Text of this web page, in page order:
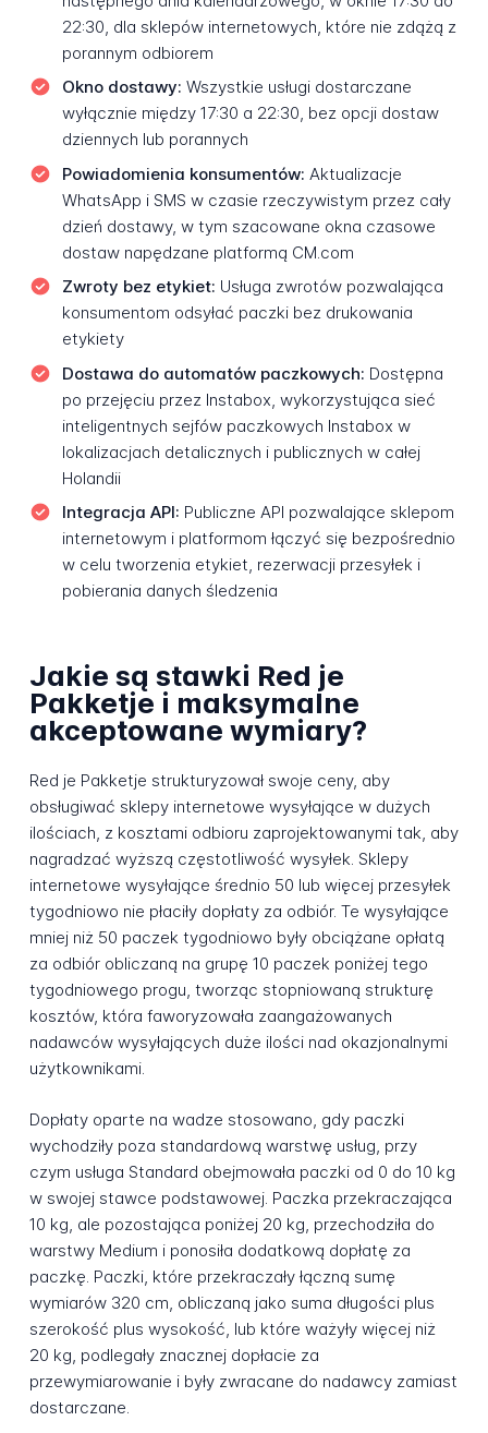
22:30, dla sklepów internetowych, które nie zdążą z
porannym odbiorem
Okno dostawy: Wszystkie usługi dostarczane
wyłącznie między 17:30 a 22:30, bez opcji dostaw
dziennych lub porannych
Powiadomienia konsumentów: Aktualizacje
WhatsApp i SMS w czasie rzeczywistym przez cały
dzień dostawy, w tym szacowane okna czasowe
dostaw napędzane platformą CM.com
Zwroty bez etykiet: Usługa zwrotów pozwalająca
konsumentom odsyłać paczki bez drukowania
etykiety
Dostawa do automatów paczkowych: Dostępna
po przejęciu przez Instabox, wykorzystująca sieć
inteligentnych sejfów paczkowych Instabox w
lokalizacjach detalicznych i publicznych w całej
Holandii
Integracja API: Publiczne API pozwalające sklepom
internetowym i platformom łączyć się bezpośrednio
w celu tworzenia etykiet, rezerwacji przesyłek i
pobierania danych śledzenia
Jakie są stawki Red je
Pakketje i maksymalne
akceptowane wymiary?
Red je Pakketje strukturyzował swoje ceny, aby
obsługiwać sklepy internetowe wysyłające w dużych
ilościach, z kosztami odbioru zaprojektowanymi tak, aby
nagradzać wyższą częstotliwość wysyłek. Sklepy
internetowe wysyłające średnio 50 lub więcej przesyłek
tygodniowo nie płaciły dopłaty za odbiór. Te wysyłające
mniej niż 50 paczek tygodniowo były obciążane opłatą
za odbiór obliczaną na grupę 10 paczek poniżej tego
tygodniowego progu, tworząc stopniowaną strukturę
kosztów, która faworyzowała zaangażowanych
nadawców wysyłających duże ilości nad okazjonalnymi
użytkownikami.
Dopłaty oparte na wadze stosowano, gdy paczki
wychodziły poza standardową warstwę usług, przy
czym usługa Standard obejmowała paczki od 0 do 10 kg
w swojej stawce podstawowej. Paczka przekraczająca
10 kg, ale pozostająca poniżej 20 kg, przechodziła do
warstwy Medium i ponosiła dodatkową dopłatę za
paczkę. Paczki, które przekraczały łączną sumę
wymiarów 320 cm, obliczaną jako suma długości plus
szerokość plus wysokość, lub które ważyły więcej niż
20 kg, podlegały znacznej dopłacie za
przewymiarowanie i były zwracane do nadawcy zamiast
dostarczane.